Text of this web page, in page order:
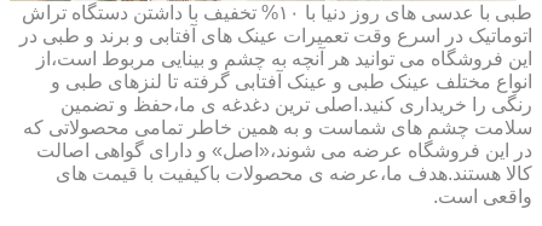
طبی با عدسی های روز دنیا با ۱۰% تخفیف با داشتن دستگاه تراش
اتوماتیک در اسرع وقت تعمیرات عینک های آفتابی و برند و طبی در
این فروشگاه می توانید هر آنچه به چشم و بینایی مربوط است،از
انواع مختلف عینک طبی و عینک آفتابی گرفته تا لنزهای طبی و
رنگی را خریداری کنید.اصلی ترین دغدغه ی ما،حفظ و تضمین
سلامت چشم های شماست و به همین خاطر تمامی محصولاتی که
در این فروشگاه عرضه می شوند،«اصل» و دارای گواهی اصالت
کالا هستند.هدف ما،عرضه ی محصولات باکیفیت با قیمت های
واقعی است.